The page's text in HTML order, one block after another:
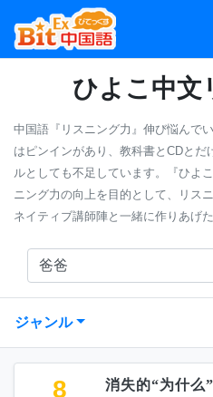
ひよこ中文
中国語『リスニング力』伸び悩んで
はピンインがあり、教科書とCDと
ルとしても不足しています。『ひよ
ニング力の向上を目的として、リス
ネイティブ講師陣と一緒に作りあげ
ジャンル
8 消失的“为什么”